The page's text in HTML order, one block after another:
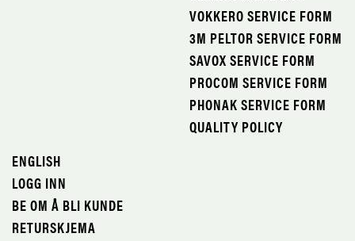
VOKKERO SERVICE FORM
3M PELTOR SERVICE FORM
SAVOX SERVICE FORM
PROCOM SERVICE FORM
PHONAK SERVICE FORM
QUALITY POLICY
ENGLISH
LOGG INN
BE OM Å BLI KUNDE
RETURSKJEMA